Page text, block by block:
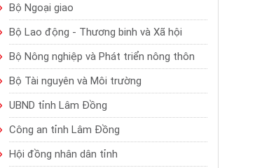
Bộ Ngoại giao
Bộ Lao động - Thương binh và Xã hội
Bộ Nông nghiệp và Phát triển nông thôn
Bộ Tài nguyên và Môi trường
UBND tỉnh Lâm Đồng
Công an tỉnh Lâm Đồng
Hội đồng nhân dân tỉnh